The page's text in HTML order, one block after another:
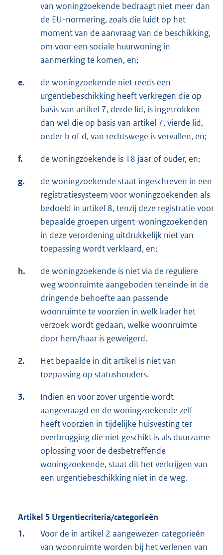
van woningzoekende bedraagt niet meer dan
de EU-normering, zoals die luidt op het
moment van de aanvraag van de beschikking,
om voor een sociale huurwoning in
aanmerking te komen, en;
e.
de woningzoekende niet reeds een
urgentiebeschikking heeft verkregen die op
basis van artikel 7, derde lid, is ingetrokken
dan wel die op basis van artikel 7, vierde lid,
onder b of d, van rechtswege is vervallen, en;
f. de woningzoekende is 18 jaar of ouder, en;
g.
de woningzoekende staat ingeschreven in een
registratiesysteem voor woningzoekenden als
bedoeld in artikel 8, tenzij deze registratie voor
bepaalde groepen urgent-woningzoekenden
in deze verordening uitdrukkelijk niet van
toepassing wordt verklaard, en;
h.
de woningzoekende is niet via de reguliere
weg woonruimte aangeboden teneinde in de
dringende behoefte aan passende
woonruimte te voorzien in welk kader het
verzoek wordt gedaan, welke woonruimte
door hem/haar is geweigerd.
2.
Het bepaalde in dit artikel is niet van
toepassing op statushouders.
3.
Indien en voor zover urgentie wordt
aangevraagd en de woningzoekende zelf
heeft voorzien in tijdelijke huisvesting ter
overbrugging die niet geschikt is als duurzame
oplossing voor de desbetreffende
woningzoekende, staat dit het verkrijgen van
een urgentiebeschikking niet in de weg.
Artikel 5 Urgentiecriteria/categorieën
1.
Voor de in artikel 2 aangewezen categorieën
van woonruimte worden bij het verlenen van